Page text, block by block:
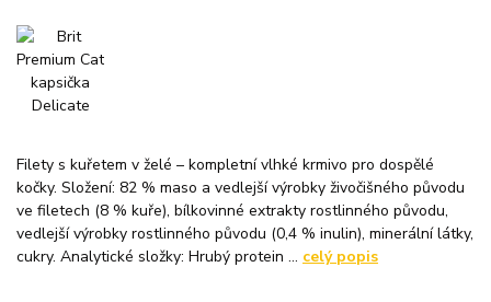
Filety s kuřetem v želé – kompletní vlhké krmivo pro dospělé
kočky. Složení: 82 % maso a vedlejší výrobky živočišného původu
ve filetech (8 % kuře), bílkovinné extrakty rostlinného původu,
vedlejší výrobky rostlinného původu (0,4 % inulin), minerální látky,
cukry. Analytické složky: Hrubý protein ... celý popis